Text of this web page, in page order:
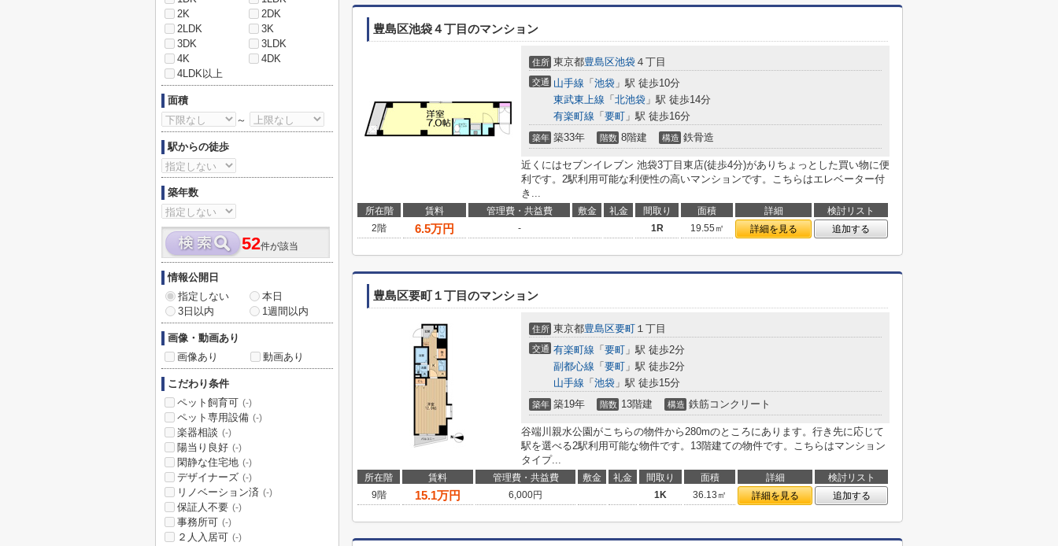
豊島区池袋４丁目のマンション
住所 東京都豊島区池袋 ４丁目
交通 山手線 「 池袋 」駅 徒歩10分
東武東上線 「 北池袋 」駅 徒歩14分
有楽町線 「 要町 」駅 徒歩16分
築年 築33年 階数 8階建 構造 鉄骨造
近くにはセブンイレブン 池袋3丁目東店(徒歩4分)がありちょっとした買い物に便
利です。2駅利用可能な利便性の高いマンションです。こちらはエレベーター付
き...
所在階 賃料 管理費・共益費 敷金 礼金 間取り 面積 詳細
検討リスト
2階
6.5万円 - 1R 19.55㎡ 詳細を見る 追加する
豊島区要町１丁目のマンション
住所 東京都豊島区要町 １丁目
交通 有楽町線 「 要町 」駅 徒歩2分
副都心線 「 要町 」駅 徒歩2分
山手線 「 池袋 」駅 徒歩15分
築年 築19年 階数 13階建 構造 鉄筋コンクリート
谷端川親水公園がこちらの物件から280mのところにあります。行き先に応じて
駅を選べる2駅利用可能な物件です。13階建ての物件です。こちらはマンション
タイプ...
所在階 賃料 管理費・共益費 敷金 礼金 間取り 面積 詳細
検討リスト
9階
15.1万円 6,000円 1K 36.13㎡ 詳細を見る 追加する
2K
2DK
2LDK
3K
3DK
3LDK
4K
4DK
4LDK以上
面積
～
駅からの徒歩
築年数
52件が該当
情報公開日
指定しない
本日
3日以内
1週間以内
画像・動画あり
画像あり
動画あり
こだわり条件
ペット飼育可 (-)
ペット専用設備 (-)
楽器相談 (-)
陽当り良好 (-)
閑静な住宅地 (-)
デザイナーズ (-)
リノベーション済 (-)
保証人不要 (-)
事務所可 (-)
２人入居可 (-)